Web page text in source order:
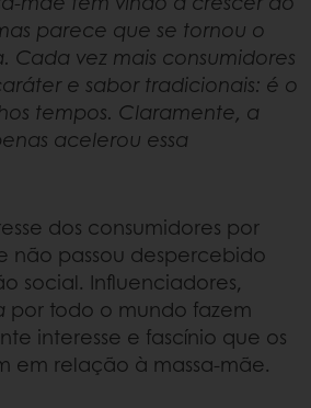
parece que se tornou o
Cada vez mais consumidores
e sabor tradicionais: é o
tempos. Claramente, a
acelerou essa
dos consumidores por
não passou despercebido
social. Influenciadores,
por todo o mundo fazem
interesse e fascínio que os
em relação à massa-mãe.